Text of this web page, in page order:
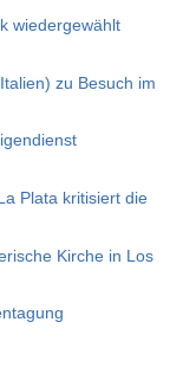
wiedergewählt
zu Besuch im
Plata kritisiert die
Kirche in Los